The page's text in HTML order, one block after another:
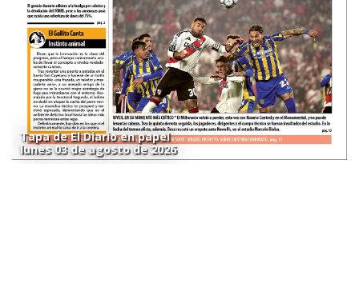
Tapa de El Diario en papel
lunes 03 de agosto de 2026